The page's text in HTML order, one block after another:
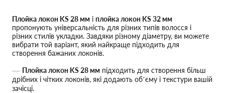
Плойка локон KS 28 мм і плойка локон KS 32 мм
пропонують універсальність для різних типів волосся і
різних стилів укладки. Завдяки різному діаметру, ви можете
вибрати той варіант, який найкраще підходить для
створення бажаних локонів.
Плойка локон KS 28 мм підходить для створення більш
дрібних і чітких локонів, які додають об’єму і текстури вашій
зачісці.